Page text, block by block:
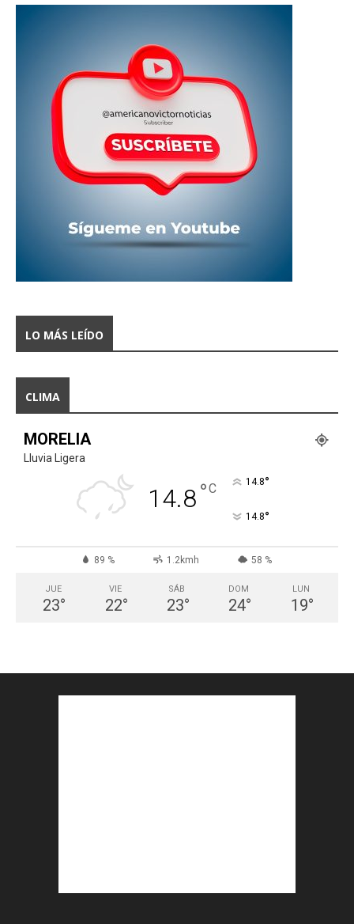
LO MÁS LEÍDO
CLIMA
MORELIA
Lluvia Ligera
14.8°C 14.8°
14.8°
89 % 1.2kmh 58 %
JUE
23°
VIE
22°
SÁB
23°
DOM
24°
LUN
19°